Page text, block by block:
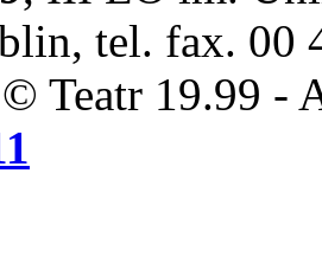
tel. fax. 00
Teatr 19.99 -